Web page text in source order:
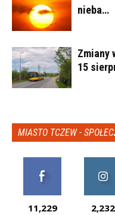
nieba…
Zmiany
15
MIASTO TCZEW -
11,229 2,232